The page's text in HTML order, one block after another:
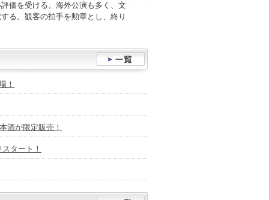
価を受ける。海外公演も多く、文
る。観客の拍手を勲章とし、終り
！
酒が限定販売！
タート！